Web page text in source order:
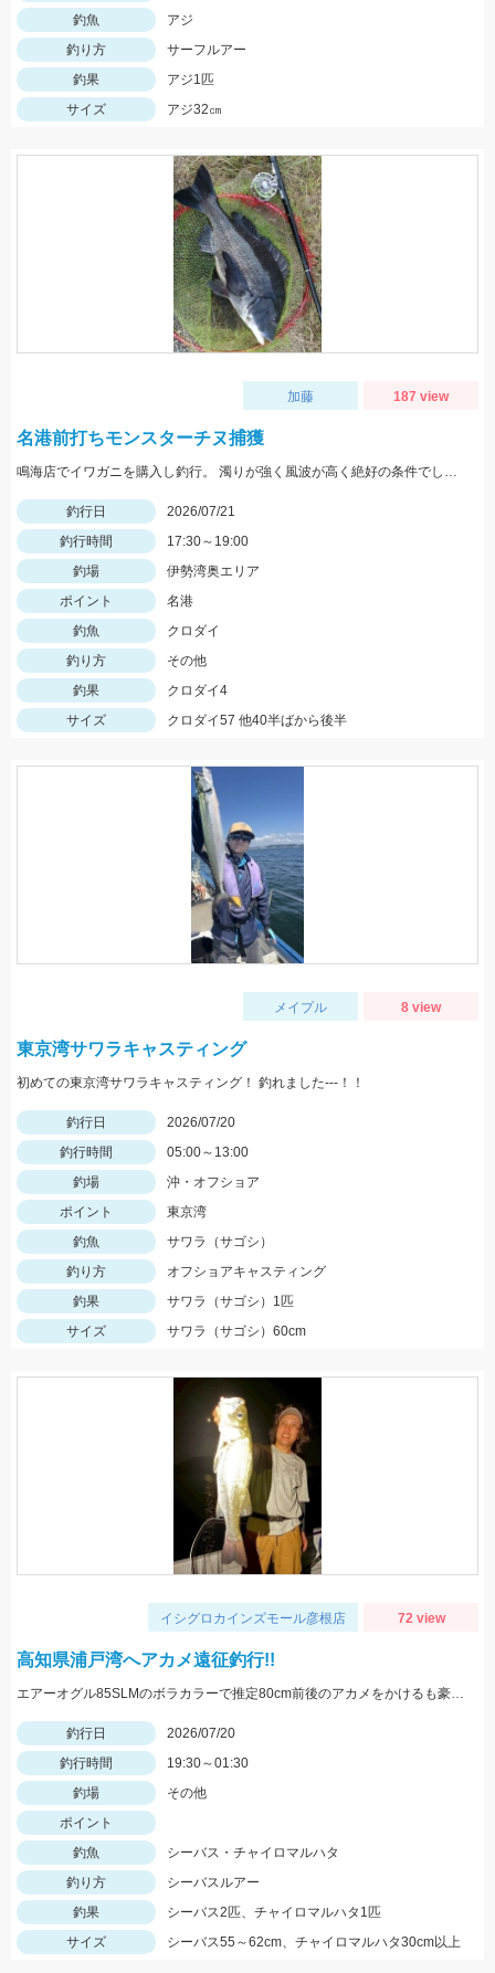
釣魚
アジ
釣り方
サーフルアー
釣果
アジ1匹
サイズ
アジ32㎝
加藤 187 view
名港前打ちモンスターチヌ捕獲
鳴海店でイワガニを購入し釣行。 濁りが強く風波が高く絶好の条件でした。 黒鯛工房50センチタモ枠を遥かに超える推定57センチ。 他3枚追加
釣行日
2026/07/21
釣行時間
17:30～19:00
釣場
伊勢湾奥エリア
ポイント
名港
釣魚
クロダイ
釣り方
その他
釣果
クロダイ4
サイズ
クロダイ57 他40半ばから後半
メイプル 8 view
東京湾サワラキャスティング
初めての東京湾サワラキャスティング！ 釣れました---！！
釣行日
2026/07/20
釣行時間
05:00～13:00
釣場
沖・オフショア
ポイント
東京湾
釣魚
サワラ（サゴシ）
釣り方
オフショアキャスティング
釣果
サワラ（サゴシ）1匹
サイズ
サワラ（サゴシ）60cm
イシグロカインズモール彦根店 72 view
高知県浦戸湾へアカメ遠征釣行!!
エアーオグル85SLMのボラカラーで推定80cm前後のアカメをかけるも豪快なエラ洗いでフックオフ…また来年挑戦したと思います♪
釣行日
2026/07/20
釣行時間
19:30～01:30
釣場
その他
ポイント
釣魚
シーバス・チャイロマルハタ
釣り方
シーバスルアー
釣果
シーバス2匹、チャイロマルハタ1匹
サイズ
シーバス55～62cm、チャイロマルハタ30cm以上